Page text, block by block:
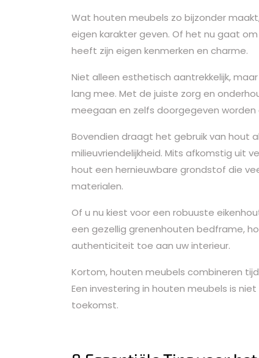
Wat houten meubels zo bijzonder
eigen karakter geven. Of het nu gaat
heeft zijn eigen kenmerken en charme.
Niet alleen esthetisch aantrekkelijk,
lang mee. Met de juiste zorg en
meegaan en zelfs doorgegeven
Bovendien draagt het gebruik van hout
milieuvriendelijkheid. Mits afkomstig uit
hout een hernieuwbare grondstof die
materialen.
Of u nu kiest voor een robuuste
een gezellig grenenhouten bedframe,
authenticiteit toe aan uw interieur.
Kortom, houten meubels combineren
Een investering in houten meubels is
toekomst.